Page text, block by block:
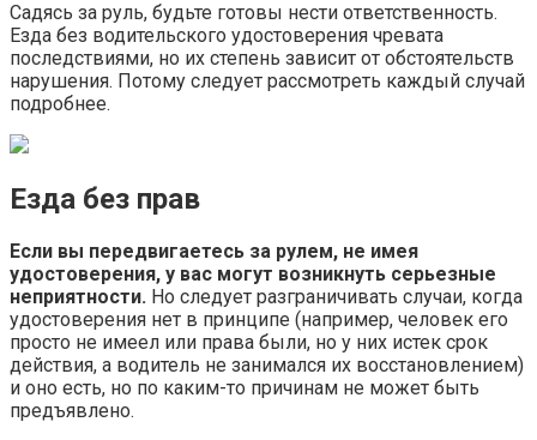
Садясь за руль, будьте готовы нести ответственность.
Езда без водительского удостоверения чревата
последствиями, но их степень зависит от обстоятельств
нарушения. Потому следует рассмотреть каждый случай
подробнее.
Езда без прав
Если вы передвигаетесь за рулем, не имея
удостоверения, у вас могут возникнуть серьезные
неприятности. Но следует разграничивать случаи, когда
удостоверения нет в принципе (например, человек его
просто не имеел или права были, но у них истек срок
действия, а водитель не занимался их восстановлением)
и оно есть, но по каким-то причинам не может быть
предъявлено.